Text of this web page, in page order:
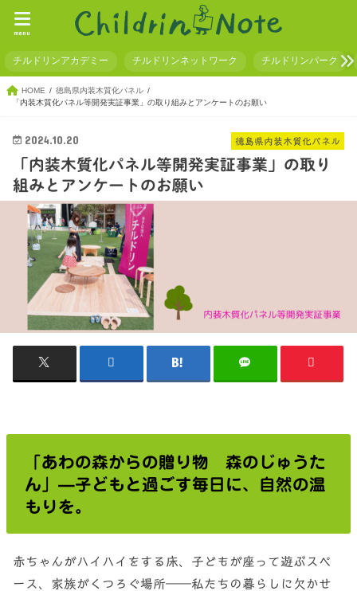
menu
チルドリンアカデミー チルドリンネットワーク チルドリンパーク
HOME
徳島県内装木質化パネル
「内装木質化パネル等開発実証事業」の取り組みとアンケートのお願い
徳島県内装木質化パネル
2024.10.20
「内装木質化パネル等開発実証事業」の取り
組みとアンケートのお願い
「あわの森からの贈り物 森のじゅうた
ん」—子どもと過ごす毎日に、自然の温
もりを。
赤ちゃんがハイハイをする床、子どもが座って遊ぶスペ
ース、家族がくつろぐ場所——私たちの暮らしに欠かせ